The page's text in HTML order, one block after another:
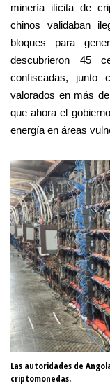
minería ilícita de
chinos validaban
bloques para
descubrieron 45
confiscadas, junto
valorados en más
que ahora el
energía en áreas
Las autoridades de
criptomonedas.